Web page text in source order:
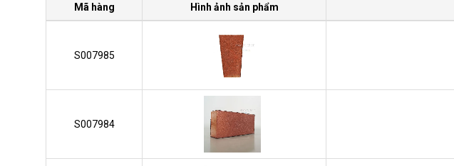
Mã hàng Hình ảnh sản phẩm
S007985
S007984